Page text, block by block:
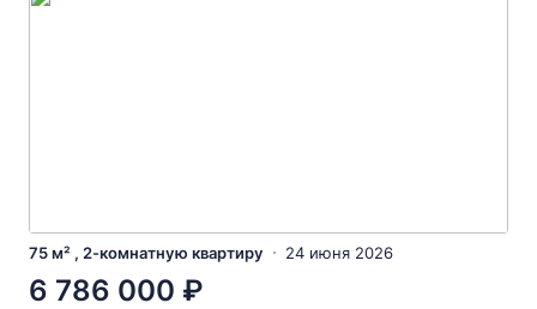
75 м² , 2-комнатную квартиру 24 июня 2026
6 786 000 ₽